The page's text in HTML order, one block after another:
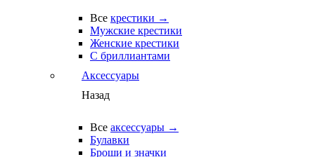
Все крестики →
Мужские крестики
Женские крестики
С бриллиантами
Аксессуары
Назад
Все аксессуары →
Булавки
Броши и значки